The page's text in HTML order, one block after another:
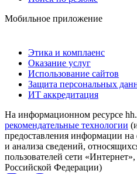
Мобильное приложение
Этика и комплаенс
Оказание услуг
Использование сайтов
Защита персональных
ИТ аккредитация
На информационном ресурсе
рекомендательные технологии
предоставления информации на
и анализа сведений,
пользователей сети
Российской Федерации)